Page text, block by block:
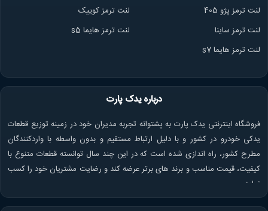
لنت ترمز پژو 405
لنت ترمز کوییک
لنت ترمز ساینا
لنت ترمز هایما s5
لنت ترمز هایما s7
درباره یدک پارت
فروشگاه اینترنتی یدک پارت به پشتوانه تجربه مدیران خود در زمینه توزیع قطعات
یدکی خودرو در کشور و با دلیل ارتباط مستقیم و بدون واسطه با واردکنندگان
مطرح کشور، راه اندازی شده است که در این چند سال توانسته قطعات متنوع با
کیفیت، قیمت مناسب و برند های برتر عرضه کند و رضایت مشتریان خود را کسب
نماید.